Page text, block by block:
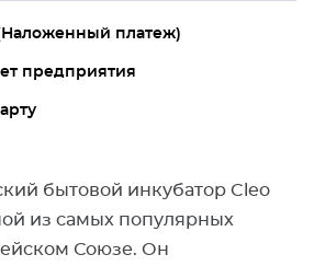
платеж)
предприятия
бытовой инкубатор Cleo
из самых популярных
Союзе. Он